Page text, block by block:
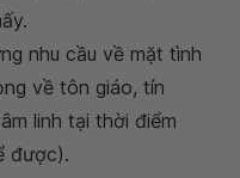
nhu cầu về mặt tình
về tôn giáo, tín
linh tại thời điểm
được).